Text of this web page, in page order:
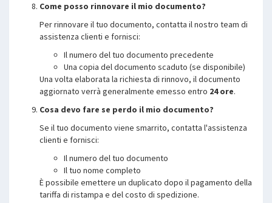
Come posso rinnovare il mio documento?
Per rinnovare il tuo documento, contatta il nostro team di
assistenza clienti e fornisci:
Il numero del tuo documento precedente
Una copia del documento scaduto (se disponibile)
Una volta elaborata la richiesta di rinnovo, il documento
aggiornato verrà generalmente emesso entro 24 ore.
Cosa devo fare se perdo il mio documento?
Se il tuo documento viene smarrito, contatta l'assistenza
clienti e fornisci:
Il numero del tuo documento
Il tuo nome completo
È possibile emettere un duplicato dopo il pagamento della
tariffa di ristampa e del costo di spedizione.